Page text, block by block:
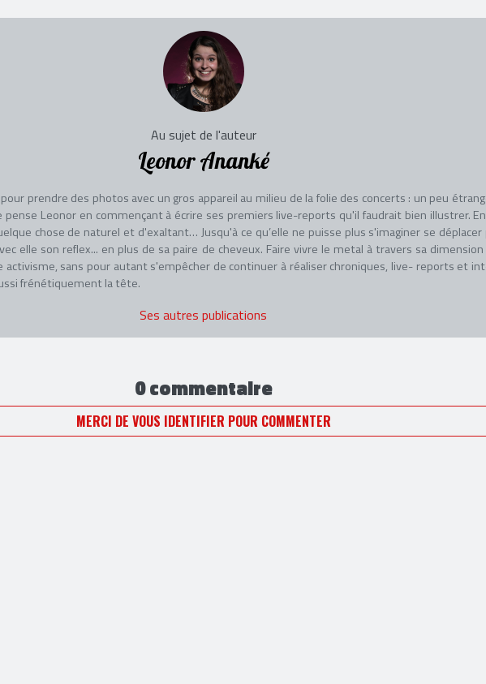
Au sujet de l'auteur
Leonor Ananké
prendre des photos avec un gros appareil au milieu de la folie des concerts : un peu
pense Leonor en commençant à écrire ses premiers live-reports qu'il faudrait bien illustrer.
chose de naturel et d'exaltant… Jusqu'à ce qu’elle ne puisse plus s'imaginer se déplacer
elle son reflex... en plus de sa paire de cheveux. Faire vivre le metal à travers sa
activisme, sans pour autant s'empêcher de continuer à réaliser chroniques, live- reports et
frénétiquement la tête.
Ses autres publications
0 commentaire
MERCI DE VOUS IDENTIFIER POUR COMMENTER